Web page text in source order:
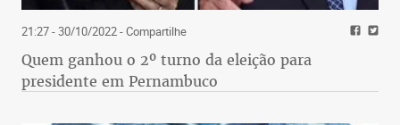
21:27 - 30/10/2022- Compartilhe
Quem ganhou o 2º turno da eleição para
presidente em Pernambuco